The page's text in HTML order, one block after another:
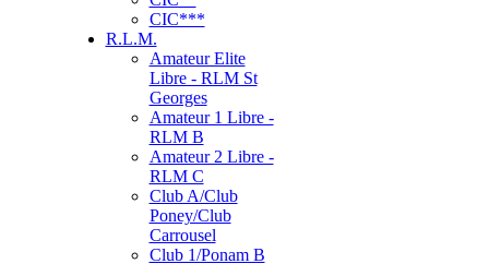
CIC***
R.L.M.
Amateur Elite
Libre - RLM St
Georges
Amateur 1 Libre -
RLM B
Amateur 2 Libre -
RLM C
Club A/Club
Poney/Club
Carrousel
Club 1/Ponam B